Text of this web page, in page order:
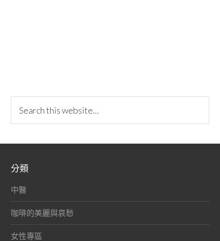
分類
中醫
咖啡的美麗與哀愁
女性專區